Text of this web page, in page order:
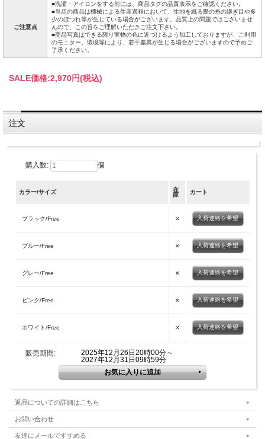
ご注意点
■洗濯・アイロンをする前には、商品タグの品質表示をご確認ください。
■当店の商品は機械による生産過程において、生地を織る際の糸の継ぎ目や多
少のほつれ等が生じている場合がございます。品質上の問題ではございませ
んので、この旨をご理解いただきご注文下さい。
■商品写真はできる限り実物の色に近づけるよう加工しておりますが、ご利用
のモニター、環境等により、若干差異が生じる場合がございますので予めご
了承ください。
SALE価格:2,970円(税込)
注文
購入数: 個
カラー/サイズ
在
庫
カート
ブラック/Free × 入荷連絡を希望
ブルー/Free × 入荷連絡を希望
グレー/Free × 入荷連絡を希望
ピンク/Free × 入荷連絡を希望
ホワイト/Free × 入荷連絡を希望
販売期間:
2025年12月26日20時00分～
2027年12月31日09時59分
返品についての詳細はこちら
お問い合わせ
友達にメールですすめる